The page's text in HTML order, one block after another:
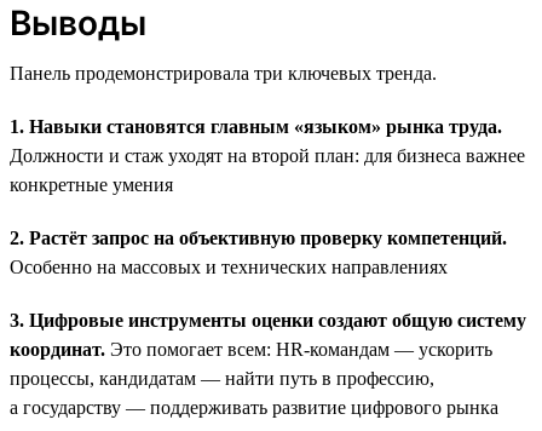
Выводы
Панель продемонстрировала три ключевых тренда.
1. Навыки становятся главным «языком» рынка труда.
Должности и стаж уходят на второй план: для бизнеса важнее
конкретные умения
2. Растёт запрос на объективную проверку компетенций.
Особенно на массовых и технических направлениях
3. Цифровые инструменты оценки создают общую систему
координат. Это помогает всем: HR-командам — ускорить
процессы, кандидатам — найти путь в профессию,
а государству — поддерживать развитие цифрового рынка